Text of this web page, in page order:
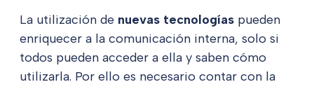
La utilización de nuevas tecnologías pueden
enriquecer a la comunicación interna, solo si
todos pueden acceder a ella y saben cómo
utilizarla. Por ello es necesario contar con la